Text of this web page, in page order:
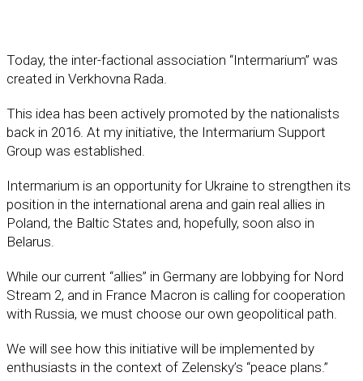
Today, the inter-factional association “Intermarium” was
created in Verkhovna Rada.
This idea has been actively promoted by the nationalists
back in 2016. At my initiative, the Intermarium Support
Group was established.
Intermarium is an opportunity for Ukraine to strengthen its
position in the international arena and gain real allies in
Poland, the Baltic States and, hopefully, soon also in
Belarus.
While our current “allies” in Germany are lobbying for Nord
Stream 2, and in France Macron is calling for cooperation
with Russia, we must choose our own geopolitical path.
We will see how this initiative will be implemented by
enthusiasts in the context of Zelensky’s “peace plans.”